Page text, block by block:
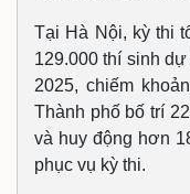
Tại Hà Nội, kỳ thi
129.000 thí sinh
2025, chiếm
Thành phố bố trí
và huy động hơn
phục vụ kỳ thi.